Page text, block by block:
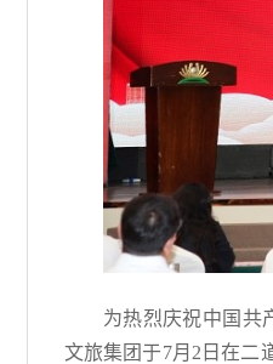
为热烈庆祝中国共
文旅集团于7月2日在二